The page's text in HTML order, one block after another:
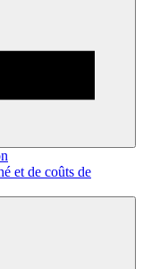
et de coûts de